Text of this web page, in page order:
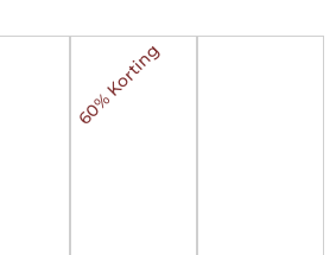
60% Korting